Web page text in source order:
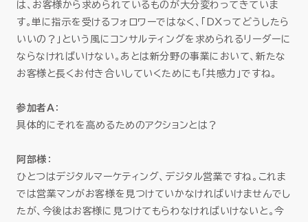
は、お客様から求められているものが大分変わってきていま
す。単に指示を受けるフォロワーではなく、「DXってどうしたら
いいの？」という風にコンサルティングを求められるリーダーに
ならなければいけない。あとは新分野の事業において、新たな
お客様と長くお付き合いしていくためにも「共感力」ですね。
参加者A ：
具体的にそれを高めるためのアクションとは？
阿部様 ：
ひとつはデジタルマーケティング、デジタル営業ですね。これま
では営業マンがお客様を見つけていかなければいけませんでし
たが、今後はお客様に見つけてもらわなければいけないと。今